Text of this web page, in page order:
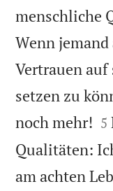
menschliche
Wenn
Vertrauen
setzen zu
noch mehr! 
5
Qualitäten:
am achten